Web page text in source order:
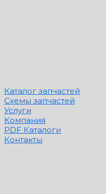
Каталог запчастей
Схемы запчастей
Услуги
Компания
PDF Каталоги
Контакты